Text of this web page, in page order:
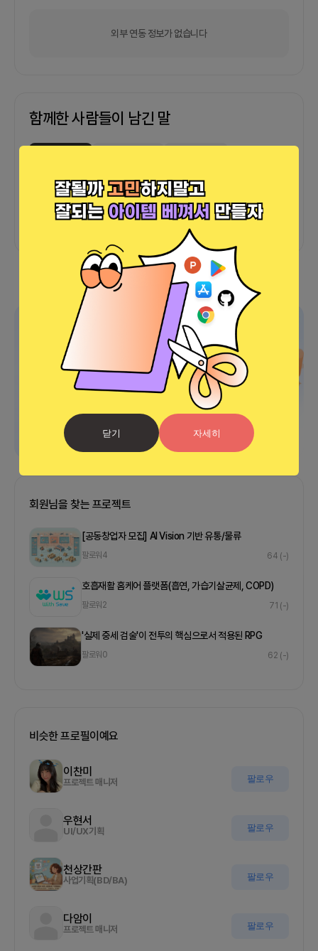
닫기 자세히
외부 연동 정보가 없습니다
함께한 사람들이 남긴 말
아직 후기가 도착하지 않았습니다
회원님을 찾는 프로젝트
[공동창업자 모집] AI Vision 기반 유통/물류
팔로워 4 64 (-)
호흡재활 홈케어 플랫폼(흡연, 가습기살균제, COPD)
팔로워 2 71 (-)
' 실제 중세 검술'이 전투의 핵심으로서 적용된 RPG
팔로워 0 62 (-)
비슷한 프로필이예요
이찬미
프로젝트 매니저 팔로우
우현서
UI/UX기획 팔로우
천상간판
사업기획(BD/BA) 팔로우
다암이
프로젝트 매니저 팔로우